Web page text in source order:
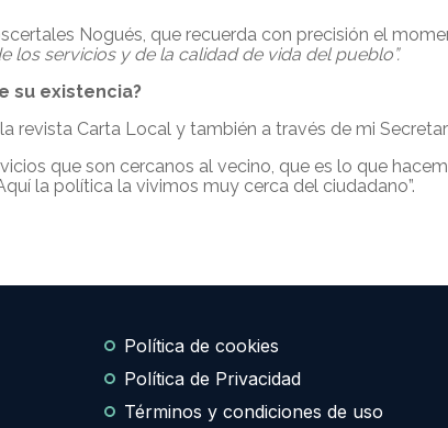
Nogués, que recuerda con precisión el
los servicios y de la calidad de vida del pueblo”.
su existencia?
revista Carta Local y también a través de mi
que son cercanos al vecino, que es lo que
la política la vivimos muy cerca del ciudadano”.
Política de cookies
Política de Privacidad
Términos y condiciones de uso